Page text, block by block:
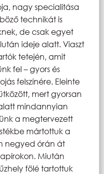
nagy specialitása
technikát is
de csak egyet
ideje alatt. Viaszt
tetején, amit
fel – gyors és
felszínére. Eleinte
mert gyorsan
mindannyian
a megtervezett
mártottuk a
negyed órán át
Miután
fölé tartottuk